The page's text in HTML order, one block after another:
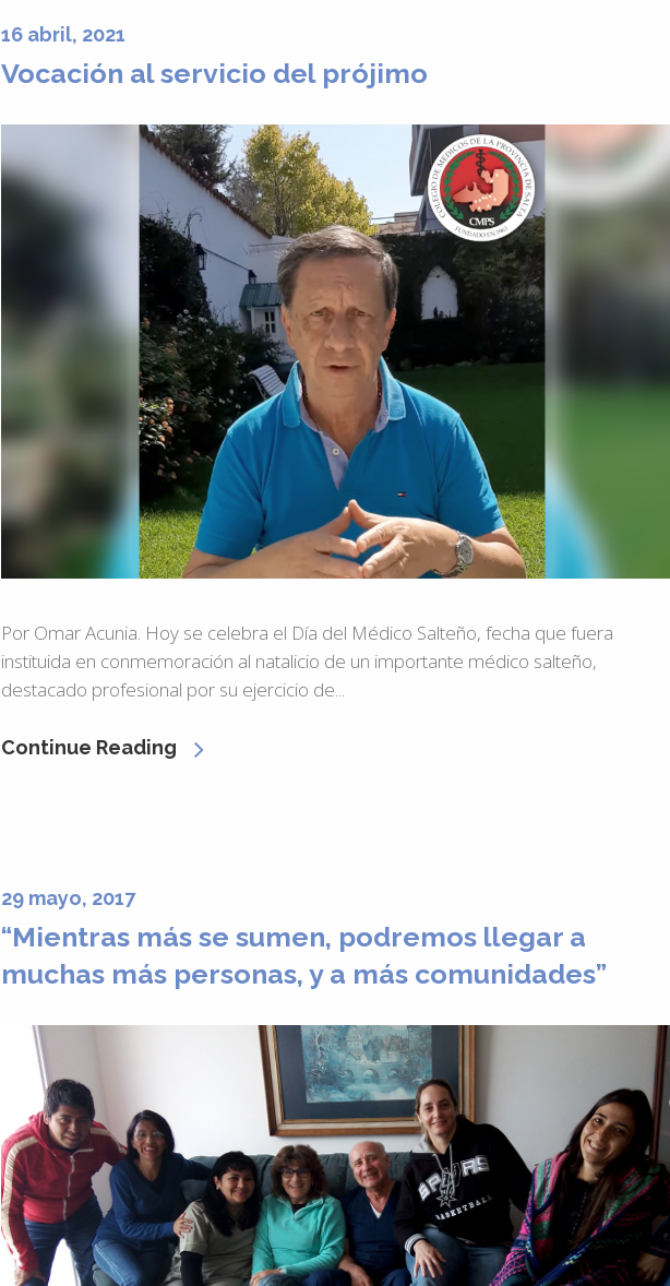
16 abril, 2021
Vocación al servicio del prójimo
Por Omar Acunia. Hoy se celebra el Día del Médico Salteño, fecha que fuera
instituida en conmemoración al natalicio de un importante médico salteño,
destacado profesional por su ejercicio de...
Continue Reading
29 mayo, 2017
“Mientras más se sumen, podremos llegar a
muchas más personas, y a más comunidades”